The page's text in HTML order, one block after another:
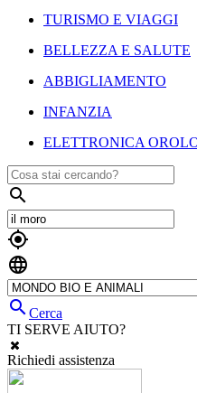
TURISMO E VIAGGI
BELLEZZA E SALUTE
ABBIGLIAMENTO
INFANZIA
ELETTRONICA



Cerca
TI SERVE AIUTO?
Richiedi assistenza